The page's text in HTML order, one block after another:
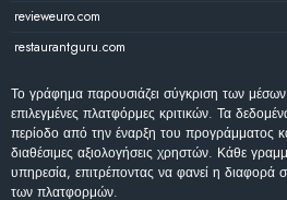
revieweuro.com
restaurantguru.com
Το γράφημα παρουσιάζει σύγκριση των μέσων
επιλεγμένες πλατφόρμες κριτικών. Τα
περίοδο από την έναρξη του προγράμματος
διαθέσιμες αξιολογήσεις χρηστών. Κάθε
υπηρεσία, επιτρέποντας να φανεί η διαφορά
των πλατφορμών.